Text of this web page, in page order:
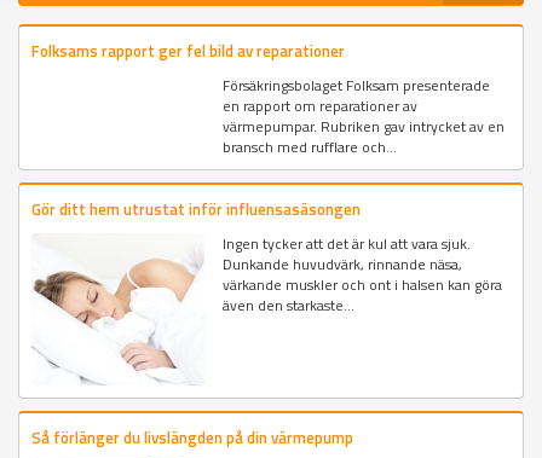
Folksams rapport ger fel bild av reparationer
Försäkringsbolaget Folksam presenterade
en rapport om reparationer av
värmepumpar. Rubriken gav intrycket av en
bransch med rufflare och...
Gör ditt hem utrustat inför influensasäsongen
Ingen tycker att det är kul att vara sjuk.
Dunkande huvudvärk, rinnande näsa,
värkande muskler och ont i halsen kan göra
även den starkaste...
Så förlänger du livslängden på din värmepump